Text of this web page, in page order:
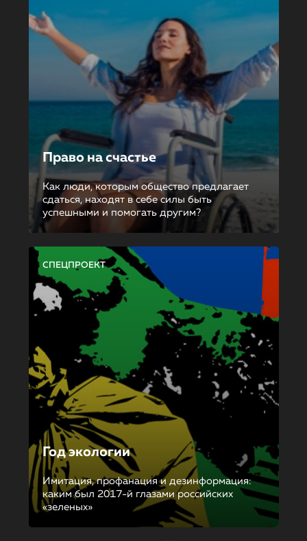
Право на счастье
Как люди, которым общество предлагает
сдаться, находят в себе силы быть
успешными и помогать другим?
СПЕЦПРОЕКТ
Год экологии
Имитация, профанация и дезинформация:
каким был 2017-й глазами российских
«зеленых»